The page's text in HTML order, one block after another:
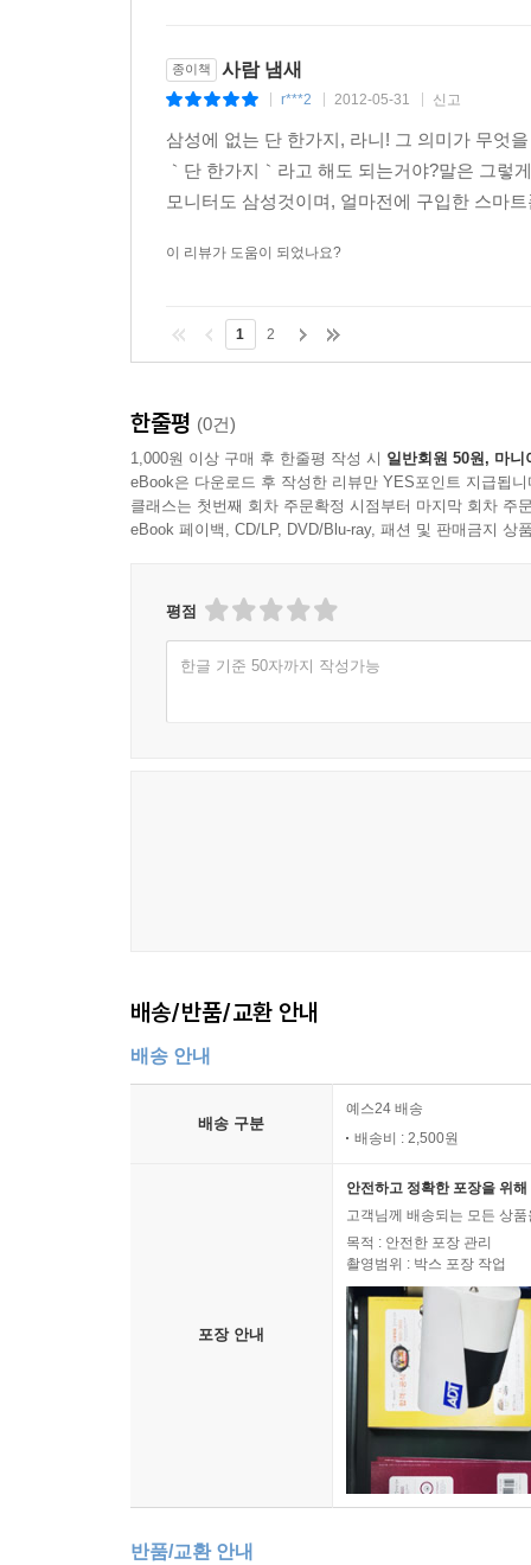
종이책 사람 냄새
r***2 2012-05-31 신고
삼성에 없는 단 한가지, 라니! 그 의미가 무엇
｀단 한가지｀라고 해도 되는거야?말은 그렇
모니터도 삼성것이며, 얼마전에 구입한 스마
이 리뷰가 도움이 되었나요?
1 2
한줄평 (0건)
1,000원 이상 구매 후 한줄평 작성 시 일반회원 50원, 마니
eBook은 다운로드 후 작성한 리뷰만 YES포인트 지급됩니
클래스는 첫번째 회차 주문확정 시점부터 마지막 회차 주
eBook 페이백, CD/LP, DVD/Blu-ray, 패션 및 판매금지 상
평점
한글 기준 50자까지 작성가능
배송/반품/교환 안내
배송 안내
배송 구분
예스24 배송
배송비 : 2,500원
포장 안내
안전하고 정확한 포장을 위
고객님께 배송되는 모든 상
목적 : 안전한 포장 관리
촬영범위 : 박스 포장 작업
반품/교환 안내